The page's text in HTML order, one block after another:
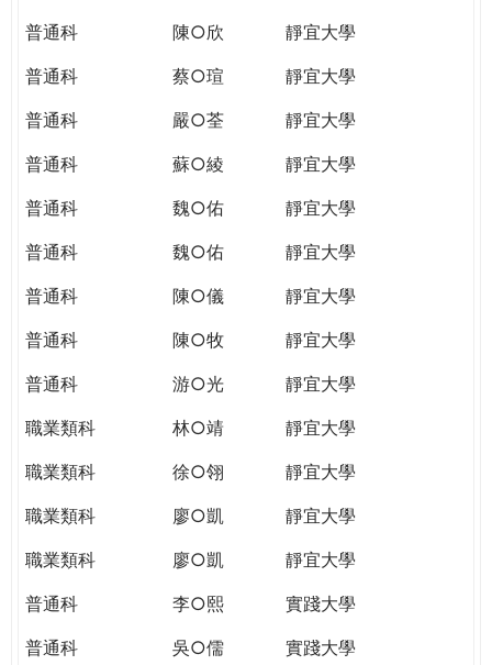
普通科
陳○欣
靜宜大學
普通科
蔡○瑄
靜宜大學
普通科
嚴○荃
靜宜大學
普通科
蘇○綾
靜宜大學
普通科
魏○佑
靜宜大學
普通科
魏○佑
靜宜大學
普通科
陳○儀
靜宜大學
普通科
陳○牧
靜宜大學
普通科
游○光
靜宜大學
職業類科
林○靖
靜宜大學
職業類科
徐○翎
靜宜大學
職業類科
廖○凱
靜宜大學
職業類科
廖○凱
靜宜大學
普通科
李○熙
實踐大學
普通科
吳○儒
實踐大學